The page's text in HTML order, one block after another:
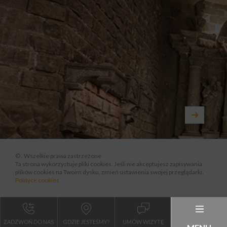
ZADZWOŃ DO NAS GDZIE JESTEŚMY? UMÓW WIZYTĘ
© . Wszelkie prawa zastrzeżone
Ta strona wykorzystuje pliki cookies. Jeśli nie akceptujesz zapisywania
plików cookies na Twoim dysku, zmień ustawienia swojej przeglądarki.
Polityce cookies